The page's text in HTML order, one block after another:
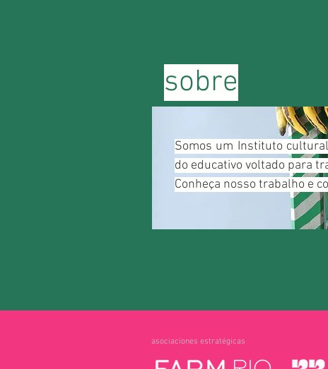
sobre
Somos um Instituto
do educativo voltado para
Conheça nosso trabalho e
asociaciones estratégicas